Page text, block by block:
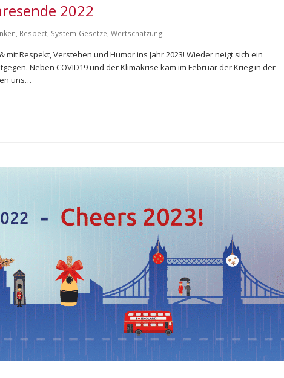
2022
, Respect, System-Gesetze, Wertschätzung
mit Respekt, Verstehen und Humor ins Jahr 2023! Wieder neigt sich ein
Neben COVID19 und der Klimakrise kam im Februar der Krieg in der
uns…